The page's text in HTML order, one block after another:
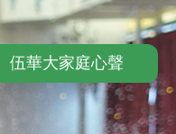
伍華大家庭心聲